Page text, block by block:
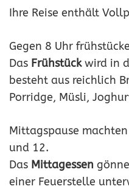
Ihre Reise enthält
Gegen 8 Uhr
Das Frühstückwird in
besteht aus reichlich
Porridge, Müsli,
Mittagspause
und 12.
Das Mittagessen
einer Feuerstelle